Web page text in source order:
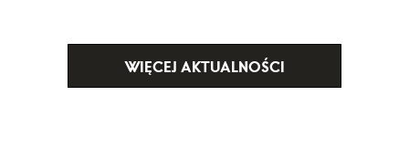
WIĘCEJ AKTUALNOŚCI